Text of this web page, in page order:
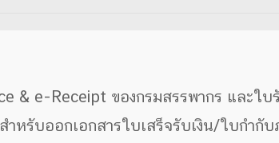
& e-Receipt ของกรมสรรพากร และใบ
ำหรับออกเอกสารใบเสร็จรับเงิน/ใบกำ